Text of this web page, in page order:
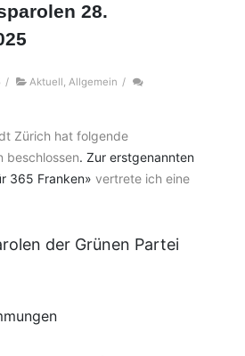
28.
/ Aktuell, Allgemein /
Zürich hat folgende
beschlossen. Zur erstgenannten
365 Franken» vertrete ich eine
der Grünen Partei